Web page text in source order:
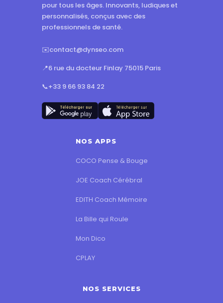
pour tous les âges. Innovants, ludiques et
personnalisés, conçus avec des
professionnels de santé.
✉️contact@dynseo.com
📍6 rue du docteur Finlay 75015 Paris
📞+33 9 66 93 84 22
NOS APPS
COCO Pense & Bouge
JOE Coach Cérébral
EDITH Coach Mémoire
La Bille qui Roule
Mon Dico
CPLAY
NOS SERVICES